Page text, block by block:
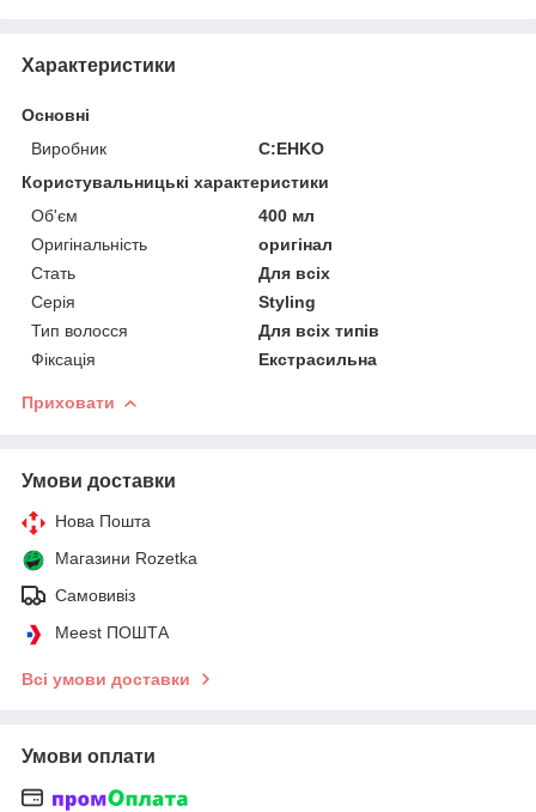
Характеристики
Основні
Виробник
C:EHKO
Користувальницькі характеристики
Об'єм
400 мл
Оригінальність
оригінал
Стать
Для всіх
Серія
Stylіng
Тип волосся
Для всіх типів
Фіксація
Екстрасильна
Приховати
Умови доставки
Нова Пошта
Магазини Rozetka
Самовивіз
Meest ПОШТА
Всі умови доставки
Умови оплати